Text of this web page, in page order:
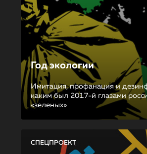
Год экологии
Имитация, профанация и
каким был 2017-й глазами
«зеленых»
СПЕЦПРОЕКТ